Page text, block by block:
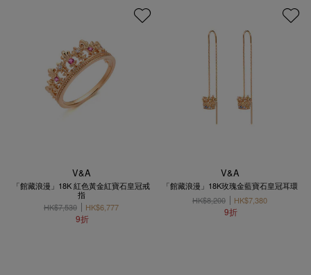
V&A
「館藏浪漫」18K 紅色黃金紅寶石皇冠戒
指
HK$7,530
HK$6,777
9折
V&A
「館藏浪漫」18K玫瑰金藍寶石皇冠耳環
HK$8,200
HK$7,380
9折